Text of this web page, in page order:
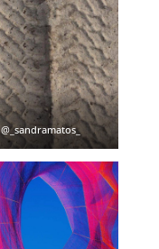
@_sandramatos_